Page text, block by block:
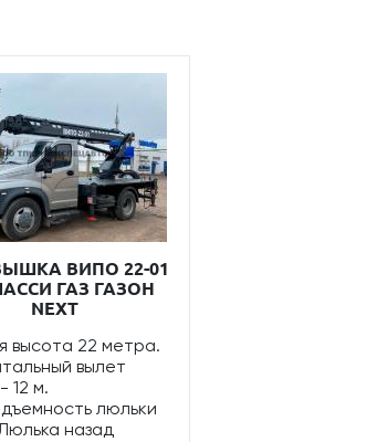
ВИПО 22-01
ГАЗ ГАЗОН
NEXT
высота 22 метра.
вылет
12 м.
люльки
назад